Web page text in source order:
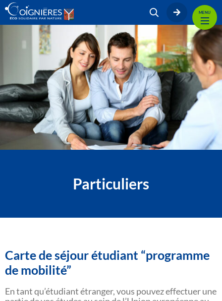
MENU
Particuliers
Carte de séjour étudiant “programme
de mobilité”
En tant qu’étudiant étranger, vous pouvez effectuer une